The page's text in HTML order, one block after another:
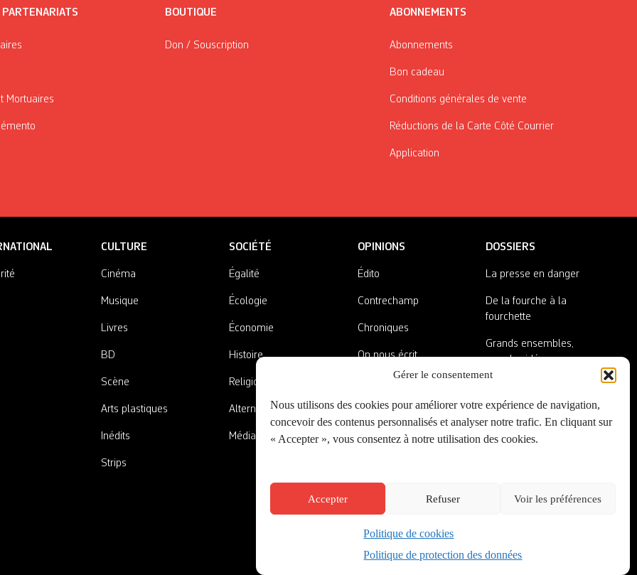
Gérer le consentement
Nous utilisons des cookies pour améliorer votre expérience de navigation,
concevoir des contenus personnalisés et analyser notre trafic. En cliquant sur
« Accepter », vous consentez à notre utilisation des cookies.
Accepter Refuser Voir les préférences
Politique de cookies
Politique de protection des données
Mortuaires
BOUTIQUE
Don / Souscription
ABONNEMENTS
Abonnements
Bon cadeau
Conditions générales de vente
Réductions de la Carte Côté Courrier
Application
CULTURE
Cinéma
Musique
Livres
BD
Scène
Arts plastiques
Inédits
Strips
SOCIÉTÉ
Égalité
Écologie
Économie
Histoire
Religions
Alternatives
Médias
OPINIONS
Édito
Contrechamp
Chroniques
On nous écrit
A côté de la plaque
DOSSIERS
La presse en danger
De la fourche à la
fourchette
Grands ensembles,
grandes idées
Créé par